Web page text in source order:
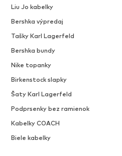
Liu Jo kabelky
Bershka výpredaj
Tašky Karl Lagerfeld
Bershka bundy
Nike topanky
Birkenstock slapky
Šaty Karl Lagerfeld
Podprsenky bez ramienok
Kabelky COACH
Biele kabelky